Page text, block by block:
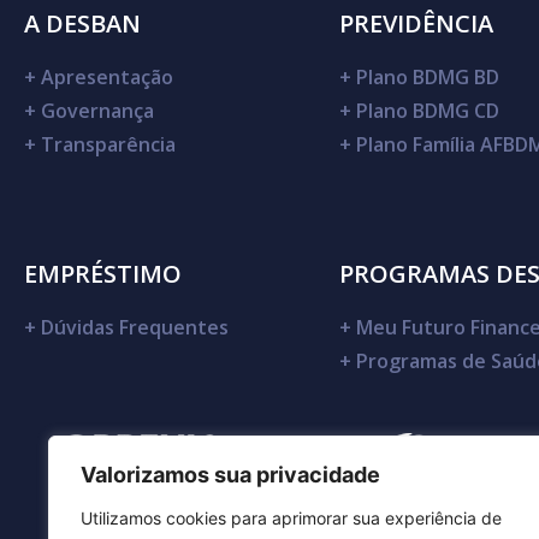
Valorizamos sua privacidade
Utilizamos cookies para aprimorar sua experiência de
A DESBAN
+ Apresentação
+ Governança
+ Transparência
EMPRÉSTIMO
+ Dúvidas Frequentes
PREVIDÊNCIA
+ Plano BDMG BD
+ Plano BDMG CD
+ Plano Família
PROGRAMAS
+ Meu Futuro
+ Programas de